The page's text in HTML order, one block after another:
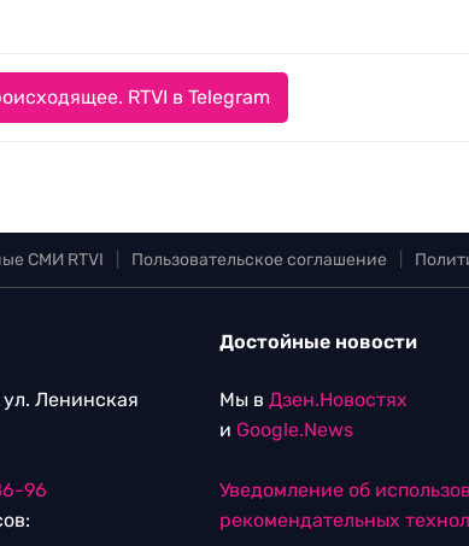
RTVI в Telegram
СМИ RTVI Пользовательское соглашение
ул. Ленинская
96
Достойные новости
Мы в Дзен.Новостях
и Google.News
Уведомление об
рекомендательных